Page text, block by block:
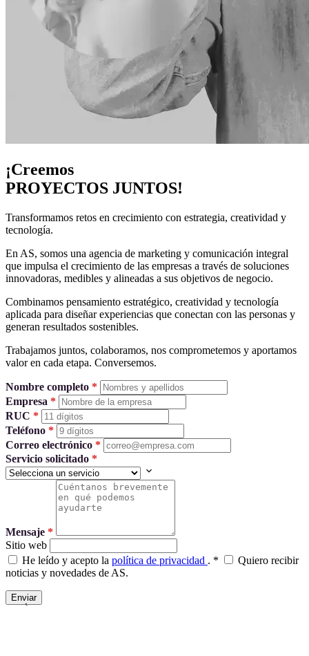
¡Creemos
PROYECTOS JUNTOS!
Transformamos retos en crecimiento con estrategia, creatividad y
tecnología.
En AS, somos una agencia de marketing y comunicación integral
que impulsa el crecimiento de las empresas a través de soluciones
innovadoras, medibles y alineadas a sus objetivos de negocio.
Combinamos pensamiento estratégico, creatividad y tecnología
aplicada para diseñar experiencias que conectan con las personas y
generan resultados sostenibles.
Trabajamos juntos, colaboramos, nos comprometemos y aportamos
valor en cada etapa. Conversemos.
Nombre completo *
Empresa *
RUC *
Teléfono *
Correo electrónico *
Servicio solicitado *
Mensaje *
Sitio web
He leído y acepto la política de privacidad . *
Quiero recibir
noticias y novedades de AS.
Enviar